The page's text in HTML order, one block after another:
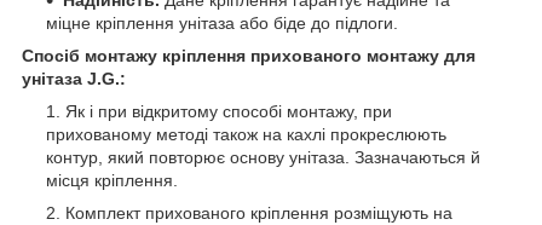
міцне кріплення унітаза або біде до підлоги.
Спосіб монтажу кріплення прихованого монтажу для
унітаза J.G.:
Як і при відкритому способі монтажу, при
прихованому методі також на кахлі прокреслюють
контур, який повторює основу унітаза. Зазначаються й
місця кріплення.
Комплект прихованого кріплення розміщують на